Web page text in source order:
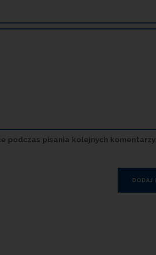
podczas pisania kolejnych komentarzy.